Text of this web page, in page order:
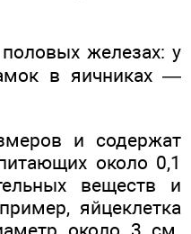
железах: у
в яичниках —
и содержат
около 0,1
веществ и
яйцеклетка